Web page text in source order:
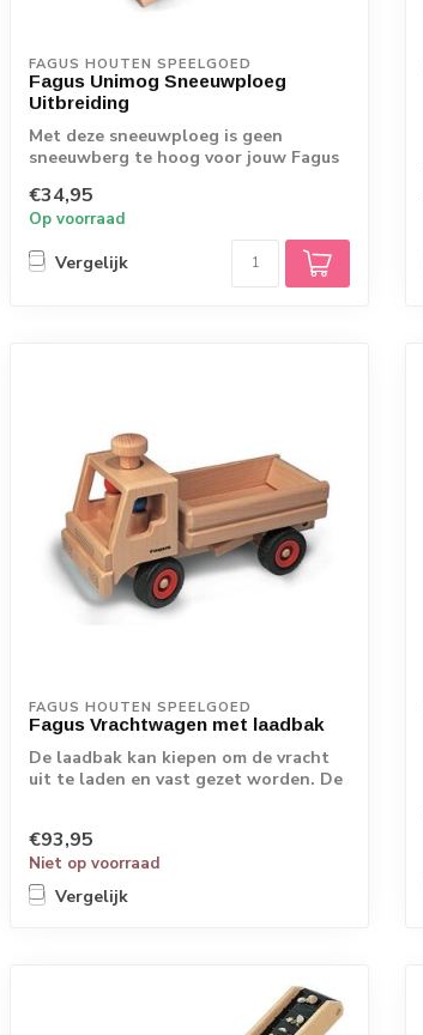
FAGUS HOUTEN SPEELGOED
Fagus Unimog Sneeuwploeg
Uitbreiding
Met deze sneeuwploeg is geen
sneeuwberg te hoog voor jouw Fagus
€34,95
Op voorraad
Vergelijk
FAGUS HOUTEN SPEELGOED
Fagus Vrachtwagen met laadbak
De laadbak kan kiepen om de vracht
uit te laden en vast gezet worden. De
€93,95
Niet op voorraad
Vergelijk